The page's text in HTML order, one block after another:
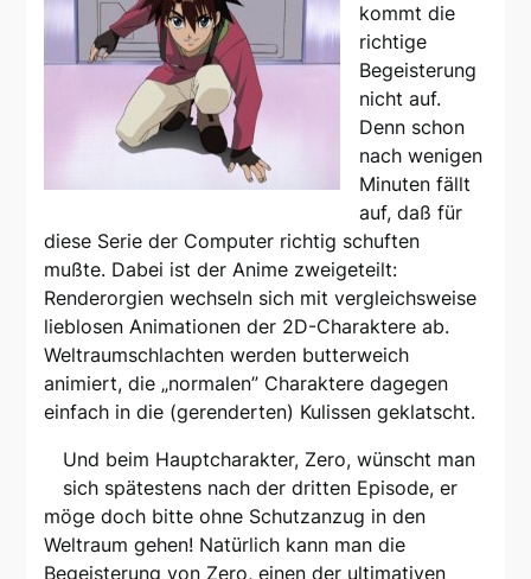
kommt die
richtige
Begeisterung
nicht auf.
Denn schon
nach wenigen
Minuten fällt
auf, daß für
diese Serie der Computer richtig schuften
mußte. Dabei ist der Anime zweigeteilt:
Renderorgien wechseln sich mit vergleichsweise
lieblosen Animationen der 2D-Charaktere ab.
Weltraumschlachten werden butterweich
animiert, die „normalen” Charaktere dagegen
einfach in die (gerenderten) Kulissen geklatscht.
Und beim Hauptcharakter, Zero, wünscht man
sich spätestens nach der dritten Episode, er
möge doch bitte ohne Schutzanzug in den
Weltraum gehen! Natürlich kann man die
Begeisterung von Zero, einen der ultimativen